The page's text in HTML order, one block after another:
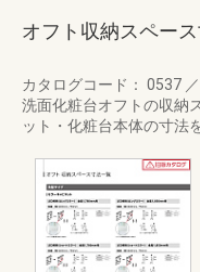
オフト収納スペー
カタログコード： 0537 ／
洗面化粧台オフトの収納
ット・化粧台本体の寸法